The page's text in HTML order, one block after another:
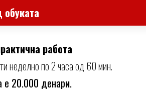
работа
неделно по 2 часа од 60 мин.
е 20.000 денари.